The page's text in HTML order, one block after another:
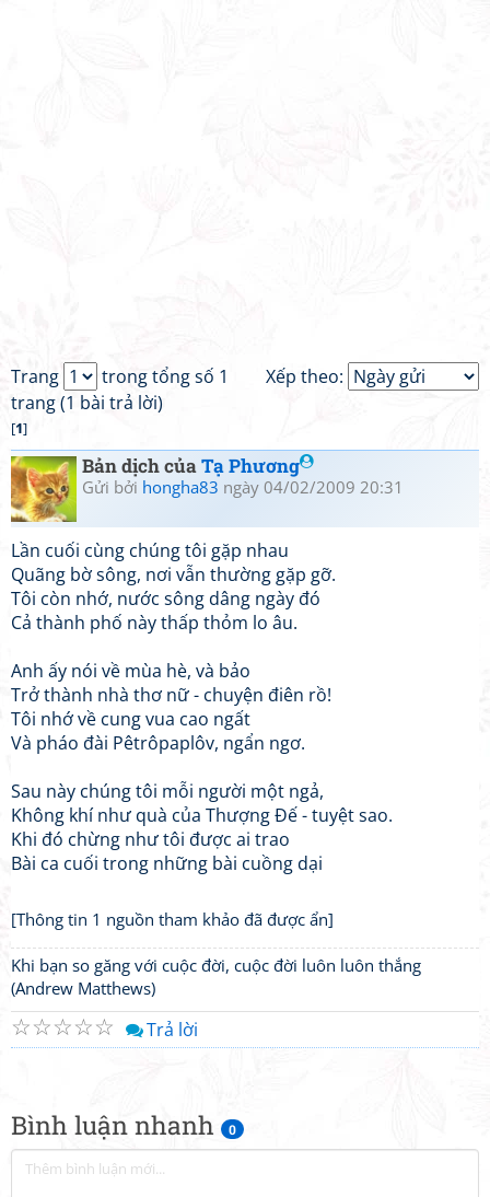
Bình luận nhanh 0
Xếp theo:
Trang
trong tổng số 1
trang (1 bài trả lời)
[1]
Bản dịch củaTạ Phương
Gửi bởi hongha83 ngày 04/02/2009 20:31
Lần cuối cùng chúng tôi gặp nhau
Quãng bờ sông, nơi vẫn thường gặp gỡ.
Tôi còn nhớ, nước sông dâng ngày đó
Cả thành phố này thấp thỏm lo âu.
Anh ấy nói về mùa hè, và bảo
Trở thành nhà thơ nữ - chuyện điên rồ!
Tôi nhớ về cung vua cao ngất
Và pháo đài Pêtrôpaplôv, ngẩn ngơ.
Sau này chúng tôi mỗi người một ngả,
Không khí như quà của Thượng Đế - tuyệt sao.
Khi đó chừng như tôi được ai trao
Bài ca cuối trong những bài cuồng dại
[Thông tin 1 nguồn tham khảo đã được ẩn]
Khi bạn so găng với cuộc đời, cuộc đời luôn luôn thắng
(Andrew Matthews)
☆
☆
☆
☆
☆ Trả lời